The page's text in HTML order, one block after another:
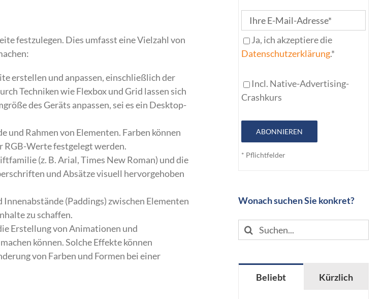
festzulegen. Dies umfasst eine Vielzahl von
erstellen und anpassen, einschließlich der
Techniken wie Flexbox und Grid lassen sich
des Geräts anpassen, sei es ein Desktop-
Rahmen von Elementen. Farben können
RGB-Werte festgelegt werden.
(z. B. Arial, Times New Roman) und die
und Absätze visuell hervorgehoben
(Paddings) zwischen Elementen
zu schaffen.
Erstellung von Animationen und
können. Solche Effekte können
von Farben und Formen bei einer
Ja, ich akzeptiere die
Datenschutzerklärung.*
Incl. Native-Advertising-
Crashkurs
ABONNIEREN
* Pflichtfelder
Wonach suchen Sie konkret?
Suche
nach:
Beliebt Kürzlich